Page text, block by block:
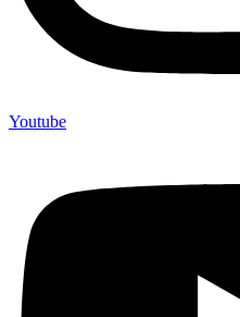
Youtube